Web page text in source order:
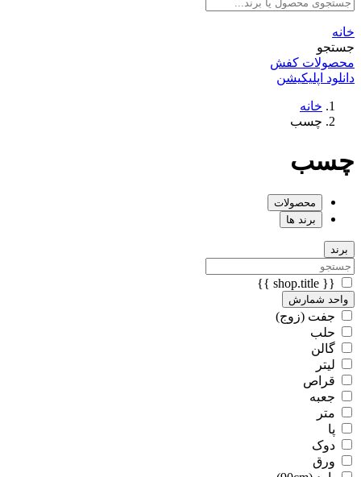
خانه
جستجو
محصولات کفش
دانلود اپلیکیشن
خانه
چسب
چسب
محصولات
برند ها
برند
{{ shop.title }}
واحد شمارش
جفت (زوج)
حلب
گالن
لیتر
قراص
جعبه
متر
پا
دوک
ورق